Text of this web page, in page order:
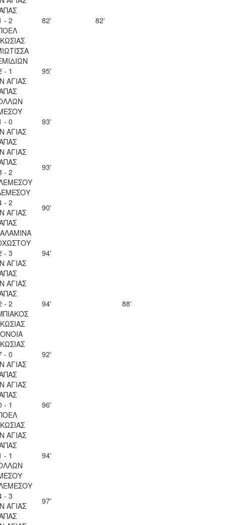
- 2
82' 82'
- 1
ΑΓΙΑΣ
95'
- 0
ΑΓΙΑΣ
93'
ΑΓΙΑΣ
- 2
93'
- 2
ΑΓΙΑΣ
90'
- 3
ΑΓΙΑΣ
94'
ΑΓΙΑΣ
- 2
94' 88'
- 0
ΑΓΙΑΣ
92'
ΑΓΙΑΣ
- 1
96'
ΑΓΙΑΣ
- 1
94'
- 3
ΑΓΙΑΣ
97'